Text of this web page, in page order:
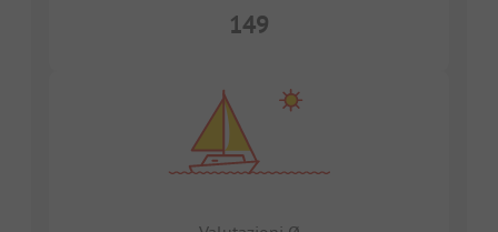
149